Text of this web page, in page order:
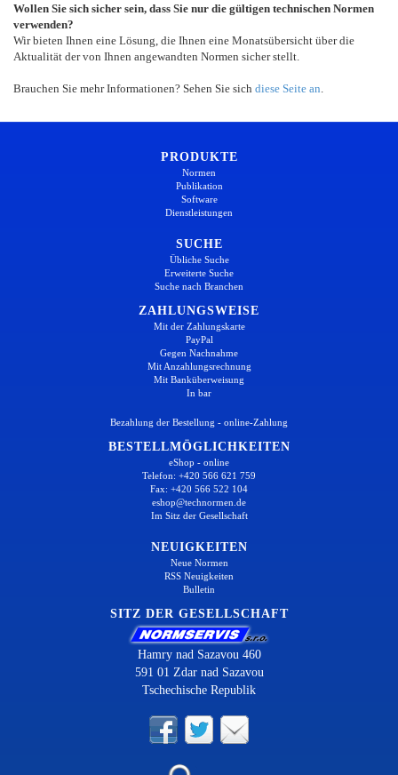
Wollen Sie sich sicher sein, dass Sie nur die gültigen technischen Normen
verwenden?
Wir bieten Ihnen eine Lösung, die Ihnen eine Monatsübersicht über die
Aktualität der von Ihnen angewandten Normen sicher stellt.
Brauchen Sie mehr Informationen? Sehen Sie sich diese Seite an
PRODUKTE
Normen
Publikation
Software
Dienstleistungen
SUCHE
Übliche Suche
Erweiterte Suche
Suche nach Branchen
ZAHLUNGSWEISE
Mit der Zahlungskarte
PayPal
Gegen Nachnahme
Mit Anzahlungsrechnung
Mit Banküberweisung
In bar
Bezahlung der Bestellung - online-Zahlung
BESTELLMÖGLICHKEITEN
eShop - online
Telefon: +420 566 621 759
Fax: +420 566 522 104
eshop@technormen.de
Im Sitz der Gesellschaft
NEUIGKEITEN
Neue Normen
RSS Neuigkeiten
Bulletin
SITZ DER GESELLSCHAFT
Hamry nad Sazavou 460
591 01 Zdar nad Sazavou
Tschechische Republik